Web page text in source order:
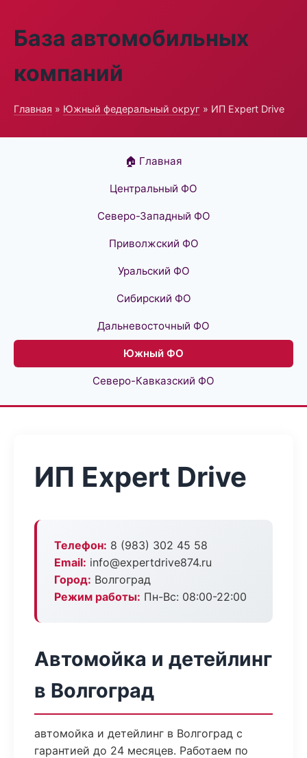
База автомобильных
компаний
Главная » Южный федеральный округ » ИП Expert Drive
🏠 Главная
Центральный ФО
Северо-Западный ФО
Приволжский ФО
Уральский ФО
Сибирский ФО
Дальневосточный ФО
Южный ФО
Северо-Кавказский ФО
ИП Expert Drive
Телефон: 8 (983) 302 45 58
Email: info@expertdrive874.ru
Город: Волгоград
Режим работы: Пн-Вс: 08:00-22:00
Автомойка и детейлинг
в Волгоград
автомойка и детейлинг в Волгоград с
гарантией до 24 месяцев. Работаем по